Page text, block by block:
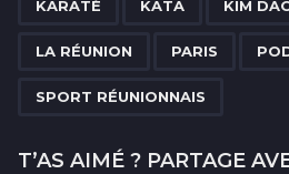
KARATÉ KATA KIM
LA RÉUNION PARIS
SPORT RÉUNIONNAIS
T’AS AIMÉ ? PARTAGE